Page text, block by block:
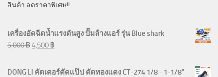
สินค้า ลดราคาพิเศษ!!
เครื่องอัดฉีดน้ำแรงดันสูง ปั๊มล้างแอร์ รุ่น Blue shark
5,000฿4,500 ฿
DONG LI คัตเตอร์ตัดแป๊ป ตัดทองแดง CT-274 1/8 - 1-1/8"